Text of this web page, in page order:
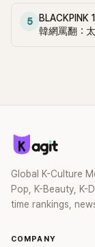
5
BLACKPINK
韓網罵翻：
Global K-Culture
Pop, K-Beauty, K-
time rankings,
COMPANY